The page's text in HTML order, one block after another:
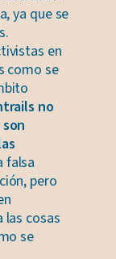
ya que se
en
como se
no
falsa
pero
las cosas
se